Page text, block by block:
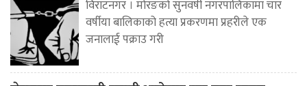
विराटनगर । मोरङको सुनवर्षी नगरपालिकामा चार
वर्षीया बालिकाको हत्या प्रकरणमा प्रहरीले एक
जनालाई पक्राउ गरी